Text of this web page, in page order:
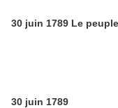
30 juin 1789 Le
30 juin 1789